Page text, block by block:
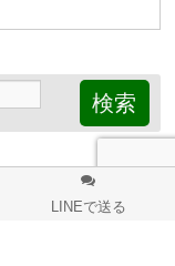
LINEで送る